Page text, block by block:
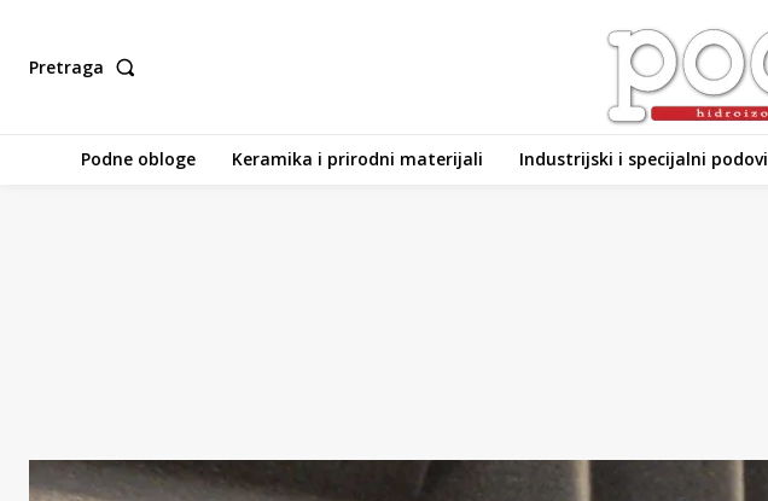
Pretraga
Podne obloge Keramika i prirodni materijali Industrijski i specijalni podovi